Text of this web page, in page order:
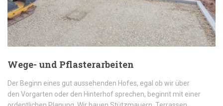
Wege- und Pflasterarbeiten
Der Beginn eines gut aussehenden Hofes, egal ob wir über
den Vorgarten oder den Hinterhof sprechen, beginnt mit einer